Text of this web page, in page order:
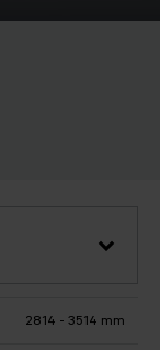
2814 - 3514 mm